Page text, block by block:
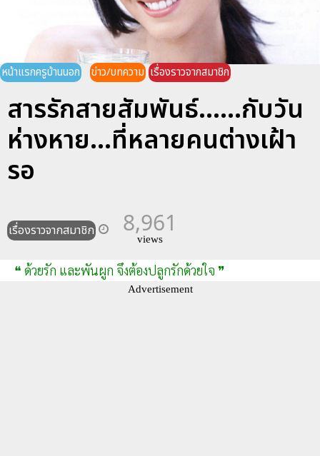
หน้าแรกครูบ้านนอก ข่าว/บทความ เรื่องราวจากสมาชิก
สารรักสายสัมพันธ์......กับวัน
ห่างหาย...ที่หลายคนต่างเฝ้า
รอ
เรื่องราวจากสมาชิก 8,961
views
❝ ด้วยรัก และพันผูก จึงต้องปลูกรักด้วยใจ ❞
Advertisement